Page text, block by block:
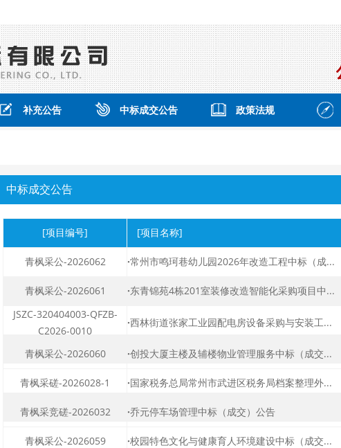
补充公告 中标成交公告 政策法规
中标成交公告
[项目编号] [项目名称]
青枫采公-2026062 ·常州市鸣珂巷幼儿园2026年改造工程中标（成...
青枫采公-2026061 ·东青锦苑4栋201室装修改造智能化采购项目中...
JSZC-320404003-QFZB-
C2026-0010
·西林街道张家工业园配电房设备采购与安装工...
青枫采公-2026060 ·创投大厦主楼及辅楼物业管理服务中标（成交...
青枫采磋-2026028-1 ·国家税务总局常州市武进区税务局档案整理外...
青枫采竞磋-2026032 ·乔元停车场管理中标（成交）公告
青枫采公-2026059 ·校园特色文化与健康育人环境建设中标（成交...